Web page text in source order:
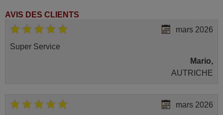
AVIS DES CLIENTS
mars 2026
Super Service
Mario,
AUTRICHE
mars 2026